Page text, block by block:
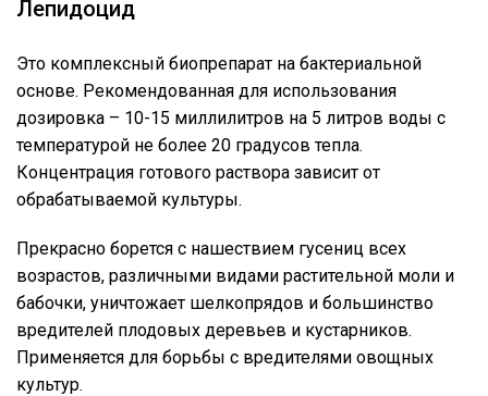
Лепидоцид
Это комплексный биопрепарат на бактериальной
основе. Рекомендованная для использования
дозировка – 10-15 миллилитров на 5 литров воды с
температурой не более 20 градусов тепла.
Концентрация готового раствора зависит от
обрабатываемой культуры.
Прекрасно борется с нашествием гусениц всех
возрастов, различными видами растительной моли и
бабочки, уничтожает шелкопрядов и большинство
вредителей плодовых деревьев и кустарников.
Применяется для борьбы с вредителями овощных
культур.